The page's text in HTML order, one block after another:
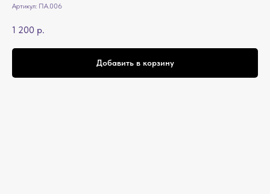
Артикул: ПА.006
1 200 р.
Добавить в корзину